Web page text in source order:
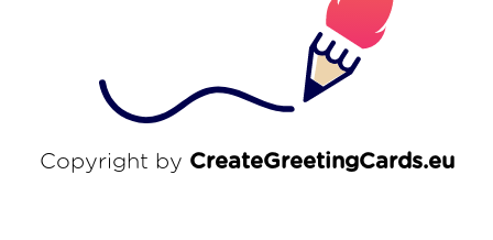
Copyright by CreateGreetingCards.eu